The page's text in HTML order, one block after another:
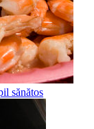
sănătos